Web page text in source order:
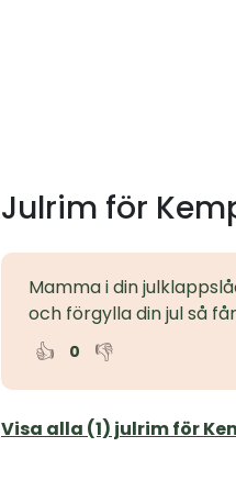
Julrim för
Mamma i din
och förgylla din jul så
👍 0 👎
Visa alla (1) julrim för